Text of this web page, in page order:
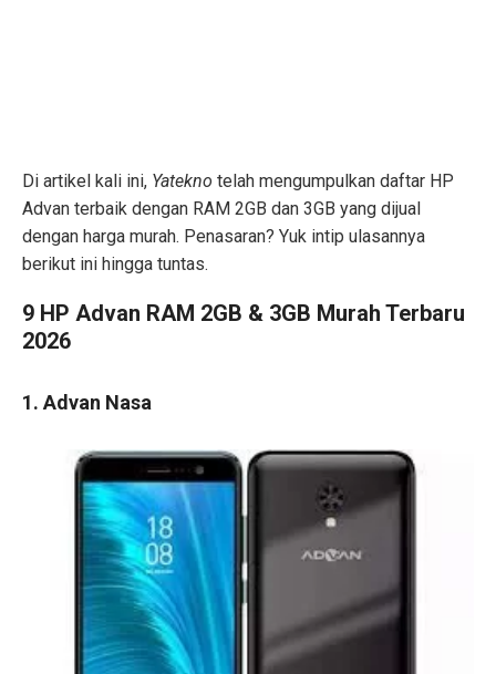
Di artikel kali ini, Yatekno telah mengumpulkan daftar HP
Advan terbaik dengan RAM 2GB dan 3GB yang dijual
dengan harga murah. Penasaran? Yuk intip ulasannya
berikut ini hingga tuntas.
9 HP Advan RAM 2GB & 3GB Murah Terbaru
2026
1. Advan Nasa